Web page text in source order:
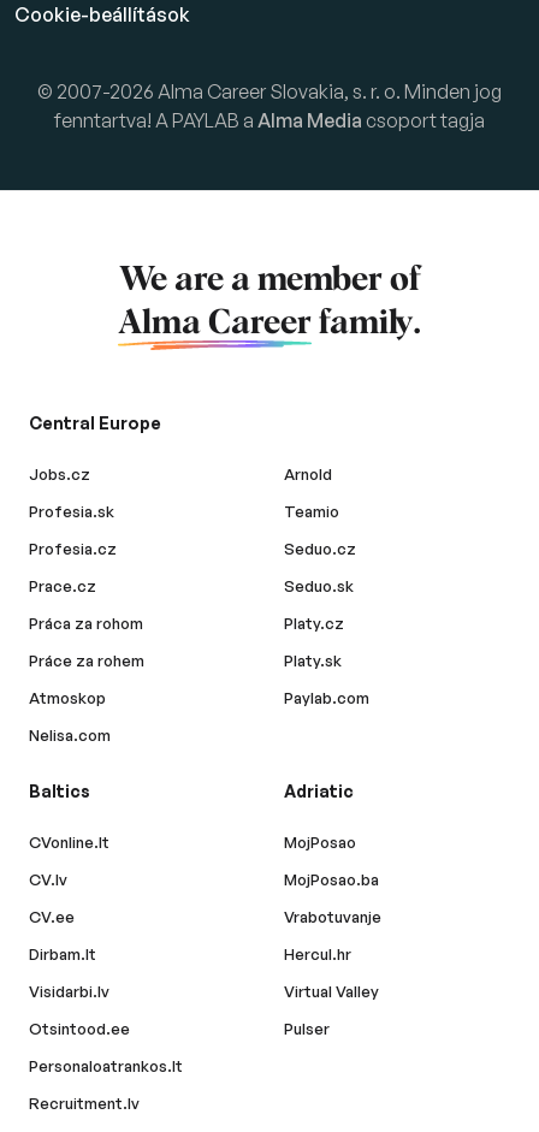
Cookie-beállítások
© 2007-2026 Alma Career Slovakia, s. r. o. Minden jog
fenntartva! A PAYLAB a Alma Media csoport tagja
We are a member of
Alma Career family.
Central Europe
Jobs.cz
Profesia.sk
Profesia.cz
Prace.cz
Práca za rohom
Práce za rohem
Atmoskop
Nelisa.com
Arnold
Teamio
Seduo.cz
Seduo.sk
Platy.cz
Platy.sk
Paylab.com
Baltics
CVonline.lt
CV.lv
CV.ee
Dirbam.lt
Visidarbi.lv
Otsintood.ee
Personaloatrankos.lt
Recruitment.lv
Adriatic
MojPosao
MojPosao.ba
Vrabotuvanje
Hercul.hr
Virtual Valley
Pulser